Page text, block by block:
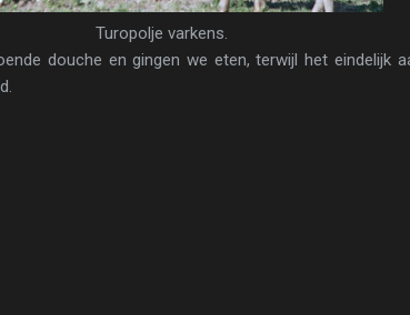
Turopolje varkens.
douche en gingen we eten, terwijl het eindelijk